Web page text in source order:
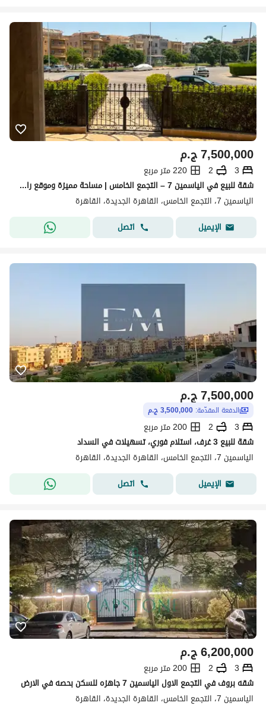
ج.م7,500,000
3
2
220 متر مربع
شقة للبيع في الياسمين 7 – التجمع الخامس | مساحة مميزة وموقع راقي لو بتدور على شقة بمساحة كبيرة، تقسيمة عملية، وموقع هادئ ومميز داخل واحدة من أرقى
الياسمين 7، التجمع الخامس، القاهرة الجديدة، القاهرة
الإيميل
اتصل
ج.م7,500,000
الدفعة المقدّمة: 3,500,000 ج.م
3
2
200 متر مربع
شقة للبيع 3 غرف، استلام فوري، تسهيلات في السداد
الياسمين 7، التجمع الخامس، القاهرة الجديدة، القاهرة
الإيميل
اتصل
ج.م6,200,000
3
2
200 متر مربع
شقه بروف في التجمع الاول الياسمين 7 جاهزه للسكن بحصه في الارض
الياسمين 7، التجمع الخامس، القاهرة الجديدة، القاهرة